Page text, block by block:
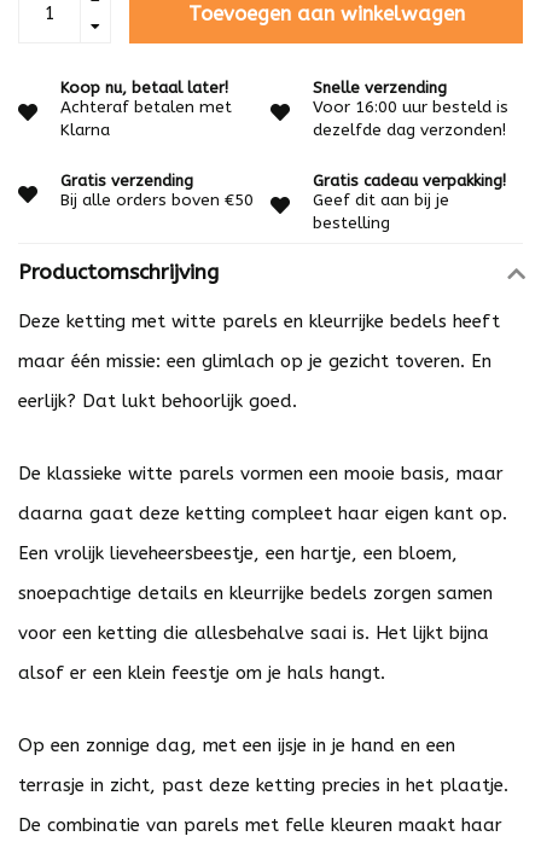
Toevoegen aan winkelwagen
Koop nu, betaal later!
Achteraf betalen met
Klarna
Snelle verzending
Voor 16:00 uur besteld is
dezelfde dag verzonden!
Gratis verzending
Bij alle orders boven €50
Gratis cadeau verpakking!
Geef dit aan bij je
bestelling
Productomschrijving
Deze ketting met witte parels en kleurrijke bedels heeft
maar één missie: een glimlach op je gezicht toveren. En
eerlijk? Dat lukt behoorlijk goed.
De klassieke witte parels vormen een mooie basis, maar
daarna gaat deze ketting compleet haar eigen kant op.
Een vrolijk lieveheersbeestje, een hartje, een bloem,
snoepachtige details en kleurrijke bedels zorgen samen
voor een ketting die allesbehalve saai is. Het lijkt bijna
alsof er een klein feestje om je hals hangt.
Op een zonnige dag, met een ijsje in je hand en een
terrasje in zicht, past deze ketting precies in het plaatje.
De combinatie van parels met felle kleuren maakt haar